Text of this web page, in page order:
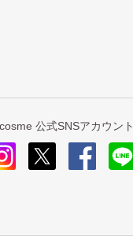
公式SNSアカウント